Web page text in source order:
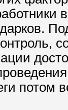
потом